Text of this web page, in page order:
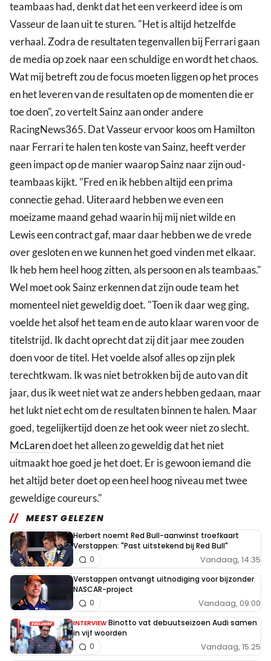
teambaas had, denkt dat het een verkeerd idee is om
Vasseur de laan uit te sturen. "Het is altijd hetzelfde
verhaal. Zodra de resultaten tegenvallen bij Ferrari gaan
de media op zoek naar een schuldige en wordt het chaos.
Wat mij betreft zou de focus moeten liggen op het proces
en het leveren van de resultaten op de momenten die er
toe doen", zo vertelt Sainz aan onder andere
RacingNews365. Dat Vasseur ervoor koos om Hamilton
naar Ferrari te halen ten koste van Sainz, heeft verder
geen impact op de manier waarop Sainz naar zijn oud-
teambaas kijkt. "Fred en ik hebben altijd een prima
connectie gehad. Uiteraard hebben we even een
moeizame maand gehad waarin hij mij niet wilde en
Lewis een contract gaf, maar daar hebben we de vrede
over gesloten en we kunnen het goed vinden met elkaar.
Ik heb hem heel hoog zitten, als persoon en als teambaas."
Wel moet ook Sainz erkennen dat zijn oude team het
momenteel niet geweldig doet. "Toen ik daar weg ging,
voelde het alsof het team en de auto klaar waren voor de
titelstrijd. Ik dacht oprecht dat zij dit jaar mee zouden
doen voor de titel. Het voelde alsof alles op zijn plek
terechtkwam. Ik was niet betrokken bij de auto van dit
jaar, dus ik weet niet wat ze anders hebben gedaan, maar
het lukt niet echt om de resultaten binnen te halen. Maar
goed, tegelijkertijd doen ze het ook weer niet zo slecht.
McLarendoet het alleen zo geweldig dat het niet
uitmaakt hoe goed je het doet. Er is gewoon iemand die
het altijd beter doet op een heel hoog niveau met twee
geweldige coureurs."
MEEST GELEZEN
Herbert noemt Red Bull-aanwinst troefkaart
Verstappen: "Past uitstekend bij Red Bull"
Vandaag, 14:35
0
Verstappen ontvangt uitnodiging voor bijzonder
NASCAR-project
Vandaag, 09:00
0
INTERVIEW Binotto vat debuutseizoen Audi samen
in vijf woorden
Vandaag, 15:25
0